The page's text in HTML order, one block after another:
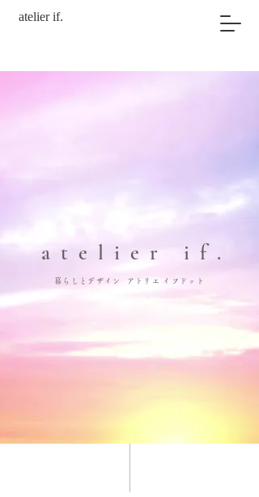
atelier if.
atelier if.
暮らしとデザイン アトリエ イフドット